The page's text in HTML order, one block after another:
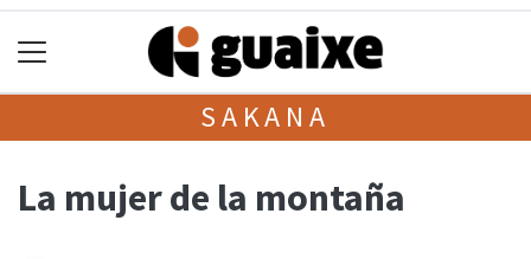
SAKANA
La mujer de la montaña